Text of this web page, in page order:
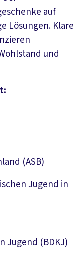
auf
Lösungen. Klare
und
(ASB)
Jugend in
Jugend (BDKJ)